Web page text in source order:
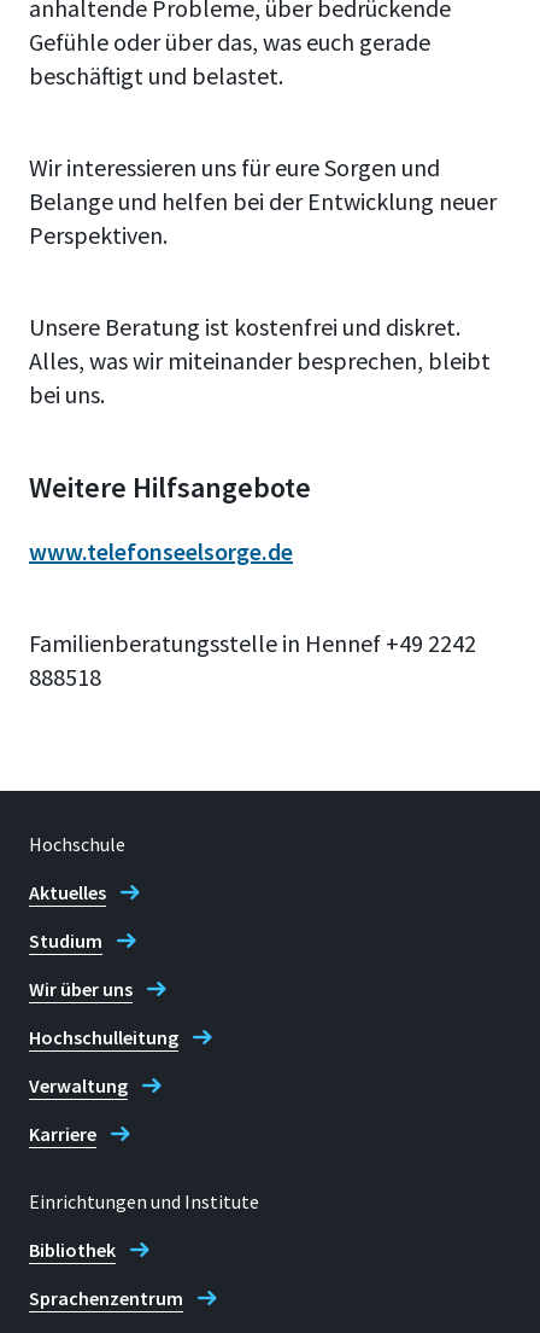
anhaltende Probleme, über bedrückende
Gefühle oder über das, was euch gerade
beschäftigt und belastet.
Wir interessieren uns für eure Sorgen und
Belange und helfen bei der Entwicklung neuer
Perspektiven.
Unsere Beratung ist kostenfrei und diskret.
Alles, was wir miteinander besprechen, bleibt
bei uns.
Weitere Hilfsangebote
www.telefonseelsorge.de
Familienberatungsstelle in Hennef +49 2242
888518
Hochschule
Aktuelles
Studium
Wir über uns
Hochschulleitung
Verwaltung
Karriere
Einrichtungen und Institute
Bibliothek
Sprachenzentrum